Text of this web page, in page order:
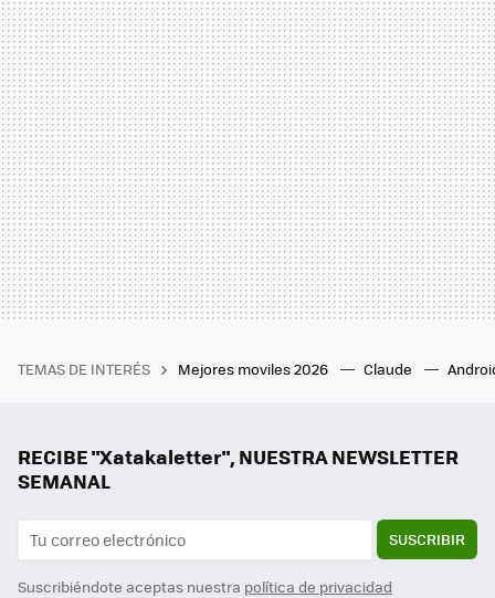
TEMAS DE INTERÉS Mejores moviles 2026 Claude
RECIBE "Xatakaletter", NUESTRA NEWSLETTER
SEMANAL
SUSCRIBIR
Suscribiéndote aceptas nuestra política de privacidad